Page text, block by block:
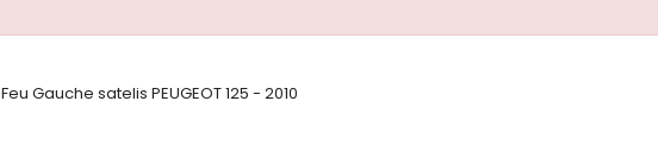
Feu Gauche satelis PEUGEOT 125 - 2010